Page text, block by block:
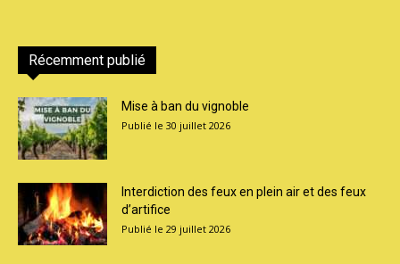
Récemment publié
Mise à ban du vignoble
30 juillet 2026
Interdiction des feux en plein air et des feux
d’artifice
29 juillet 2026